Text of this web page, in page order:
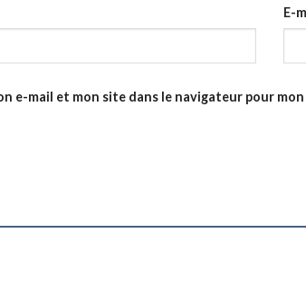
E-
e-mail et mon site dans le navigateur pour